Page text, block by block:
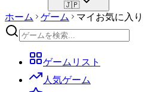
🇯🇵
ホーム ゲーム マイお気に入り
ゲームリスト
人気ゲーム